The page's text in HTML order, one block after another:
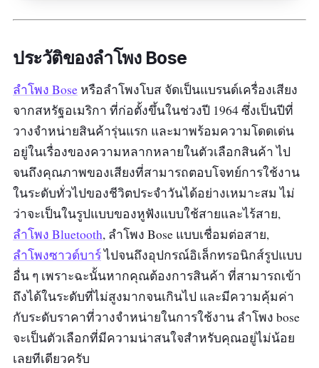
ชั่วโมงด้วยในเวลาเดียวกันครับ
ข้อมูลเฉพาะ
ขนาดสินค้า : 2.1” H x 7.1” W x 2.3" D
น้ำหนัก :
0.68 กิโลกรัม
มาตรฐานการกันน้ำ : -|ระยะเวลาการใช้งานต่อ
เนื่องสูงสุด :12 ชั่วโมง
เวอร์ชั่น Bluetooth :-
รีวิว :สั่งซื้อในตอน 09/09 ลดราคาลงจากปกติไป
เยอะเลยค่ะ ตอนแรกคิดว่าสั่งวันนั้นจะได้ของช้า
แต่ไม่เลย 2-3วันของก็ถึงบ้านในสภาพเรียบร้อยดี
เสียงดีมากกกก เราชอบฟังแนว soul jazz เพลง
ของ PREP งี้ รู้สึกเหมือนหูได้ปลดล็อคสกิน
ประวัติของลำโพง Bose
ลำโพง Bose หรือลำโพงโบส จัดเป็นแบรนด์เครื่องเสียง
จากสหรัฐอเมริกา ที่ก่อตั้งขึ้นในช่วงปี 1964 ซึ่งเป็นปีที่
วางจำหน่ายสินค้ารุ่นแรก และมาพร้อมความโดดเด่น
อยู่ในเรื่องของความหลากหลายในตัวเลือกสินค้า ไป
จนถึงคุณภาพของเสียงที่สามารถตอบโจทย์การใช้งาน
ในระดับทั่วไปของชีวิตประจำวันได้อย่างเหมาะสม ไม่
ว่าจะเป็นในรูปแบบของหูฟังแบบใช้สายและไร้สาย,
ลำโพง Bluetooth, ลำโพง Bose แบบเชื่อมต่อสาย,
ลำโพงซาวด์บาร์ไปจนถึงอุปกรณ์อิเล็กทรอนิกส์รูปแบบ
อื่น ๆ เพราะฉะนั้นหากคุณต้องการสินค้า ที่สามารถเข้า
ถึงได้ในระดับที่ไม่สูงมากจนเกินไป และมีความคุ้มค่า
กับระดับราคาที่วางจำหน่ายในการใช้งาน ลำโพง bose
จะเป็นตัวเลือกที่มีความน่าสนใจสำหรับคุณอยู่ไม่น้อย
เลยทีเดียวครับ